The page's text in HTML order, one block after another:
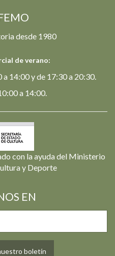
desde 1980
de verano:
a 14:00 y de 17:30 a 20:30.
a 14:00.
con la ayuda del Ministerio
y Deporte
EN
boletín